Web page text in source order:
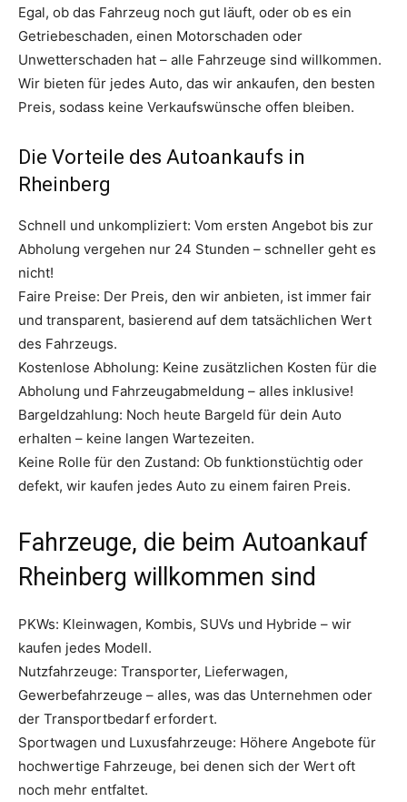
Egal, ob das Fahrzeug noch gut läuft, oder ob es ein
Getriebeschaden, einen Motorschaden oder
Unwetterschaden hat – alle Fahrzeuge sind willkommen.
Wir bieten für jedes Auto, das wir ankaufen, den besten
Preis, sodass keine Verkaufswünsche offen bleiben.
Die Vorteile des Autoankaufs in
Rheinberg
Schnell und unkompliziert: Vom ersten Angebot bis zur
Abholung vergehen nur 24 Stunden – schneller geht es
nicht!
Faire Preise: Der Preis, den wir anbieten, ist immer fair
und transparent, basierend auf dem tatsächlichen Wert
des Fahrzeugs.
Kostenlose Abholung: Keine zusätzlichen Kosten für die
Abholung und Fahrzeugabmeldung – alles inklusive!
Bargeldzahlung: Noch heute Bargeld für dein Auto
erhalten – keine langen Wartezeiten.
Keine Rolle für den Zustand: Ob funktionstüchtig oder
defekt, wir kaufen jedes Auto zu einem fairen Preis.
Fahrzeuge, die beim Autoankauf
Rheinberg willkommen sind
PKWs: Kleinwagen, Kombis, SUVs und Hybride – wir
kaufen jedes Modell.
Nutzfahrzeuge: Transporter, Lieferwagen,
Gewerbefahrzeuge – alles, was das Unternehmen oder
der Transportbedarf erfordert.
Sportwagen und Luxusfahrzeuge: Höhere Angebote für
hochwertige Fahrzeuge, bei denen sich der Wert oft
noch mehr entfaltet.